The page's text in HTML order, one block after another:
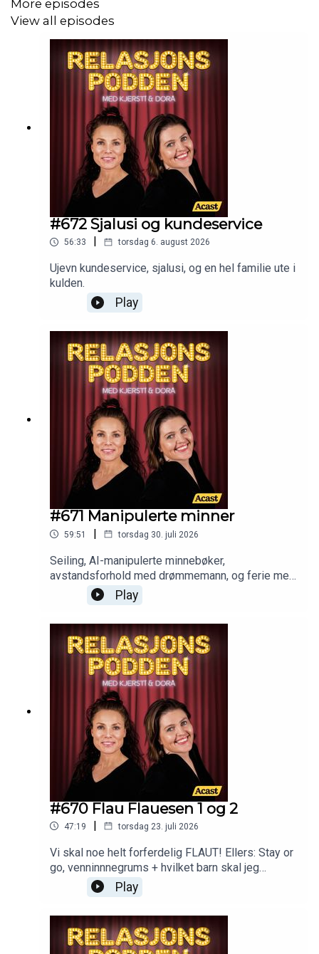
More episodes
View all episodes
#672 Sjalusi og kundeservice
56:33 torsdag 6. august 2026
Ujevn kundeservice, sjalusi, og en hel familie ute i
kulden.
Play
#671 Manipulerte minner
59:51 | torsdag 30. juli 2026
Seiling, AI-manipulerte minnebøker,
avstandsforhold med drømmemann, og ferie med
den vanskelige mora.
Play
#670 Flau Flauesen 1 og 2
47:19 | torsdag 23. juli 2026
Vi skal noe helt forferdelig FLAUT! Ellers: Stay or
go, venninnnegrums + hvilket barn skal jeg
skuffe?
Play